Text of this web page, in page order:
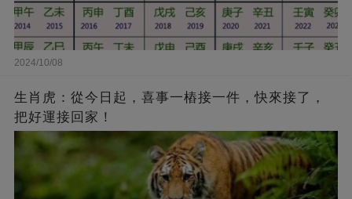
2024/10/08
生肖虎：從今日起，喜事一樁接一件，快來接了，
把好運接回家！